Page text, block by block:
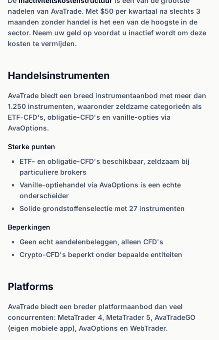
nadelen van AvaTrade. Met $50 per kwartaal na slechts 3
maanden zonder handel is het een van de hoogste in de
sector. Neem uw geld op voordat u inactief wordt om deze
kosten te vermijden.
Handelsinstrumenten
AvaTrade biedt een breed instrumentaanbod met meer dan
1.250 instrumenten, waaronder zeldzame categorieën als
ETF-CFD's, obligatie-CFD's en vanille-opties via
AvaOptions.
Sterke punten
ETF- en obligatie-CFD's beschikbaar, zeldzaam bij
particuliere brokers
Vanille-optiehandel via AvaOptions is een echte
onderscheider
Solide grondstoffenselectie met 27 instrumenten
Beperkingen
Geen echt aandelenbeleggen, alleen CFD's
Crypto-CFD's beperkt onder bepaalde entiteiten
Platforms
AvaTrade biedt een breder platformaanbod dan veel
concurrenten: MetaTrader 4, MetaTrader 5, AvaTradeGO
(eigen mobiele app), AvaOptions en WebTrader.